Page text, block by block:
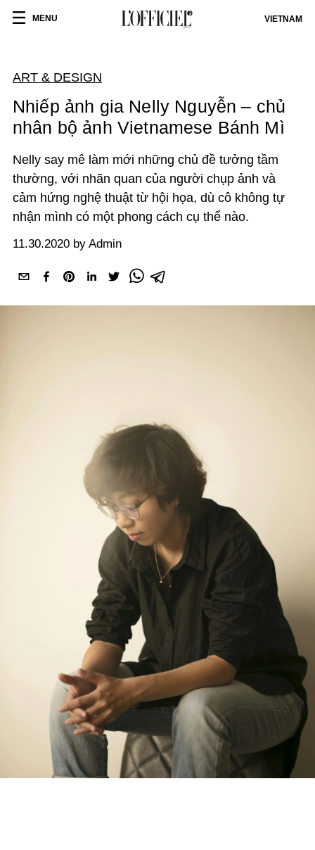
MENU VIETNAM
ART & DESIGN
Nhiếp ảnh gia Nelly Nguyễn – chủ
nhân bộ ảnh Vietnamese Bánh Mì
Nelly say mê làm mới những chủ đề tưởng tầm
thường, với nhãn quan của người chụp ảnh và
cảm hứng nghệ thuật từ hội họa, dù cô không tự
nhận mình có một phong cách cụ thể nào.
11.30.2020 by Admin